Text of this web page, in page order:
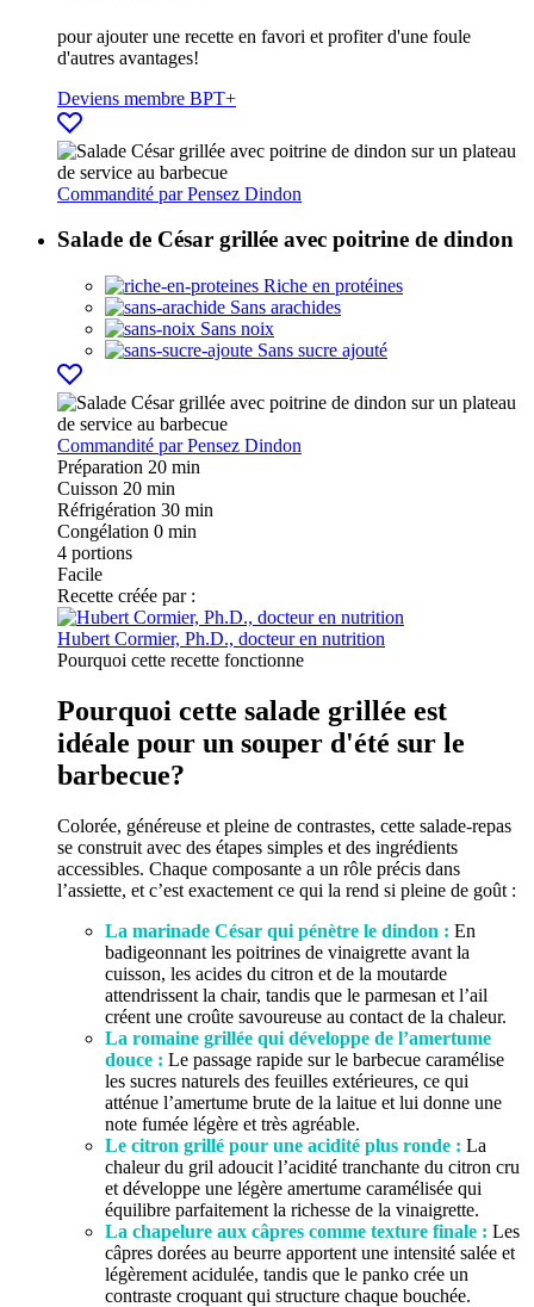
pour ajouter une recette en favori et profiter d'une foule
d'autres avantages!
Deviens membre BPT+
Commandité parPensez Dindon
Salade de César grillée avec poitrine de dindon
Riche en protéines
Sans arachides
Sans noix
Sans sucre ajouté
Commandité parPensez Dindon
Préparation 20 min
Cuisson 20 min
Réfrigération 30 min
Congélation 0 min
4 portions
Facile
Recette créée par :
Hubert Cormier, Ph.D., docteur en nutrition
Pourquoi cette recette fonctionne
Pourquoi cette salade grillée est
idéale pour un souper d'été sur le
barbecue?
Colorée, généreuse et pleine de contrastes, cette salade-repas
se construit avec des étapes simples et des ingrédients
accessibles. Chaque composante a un rôle précis dans
l’assiette, et c’est exactement ce qui la rend si pleine de goût :
La marinade César qui pénètre le dindon : En
badigeonnant les poitrines de vinaigrette avant la
cuisson, les acides du citron et de la moutarde
attendrissent la chair, tandis que le parmesan et l’ail
créent une croûte savoureuse au contact de la chaleur.
La romaine grillée qui développe de l’amertume
douce : Le passage rapide sur le barbecue caramélise
les sucres naturels des feuilles extérieures, ce qui
atténue l’amertume brute de la laitue et lui donne une
note fumée légère et très agréable.
Le citron grillé pour une acidité plus ronde : La
chaleur du gril adoucit l’acidité tranchante du citron cru
et développe une légère amertume caramélisée qui
équilibre parfaitement la richesse de la vinaigrette.
La chapelure aux câpres comme texture finale : Les
câpres dorées au beurre apportent une intensité salée et
légèrement acidulée, tandis que le panko crée un
contraste croquant qui structure chaque bouchée.